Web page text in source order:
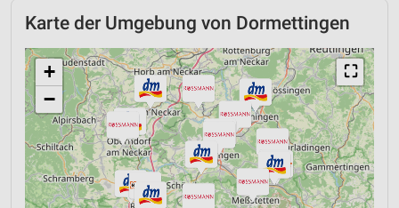
Karte der Umgebung von Dormettingen
⛶
+
−